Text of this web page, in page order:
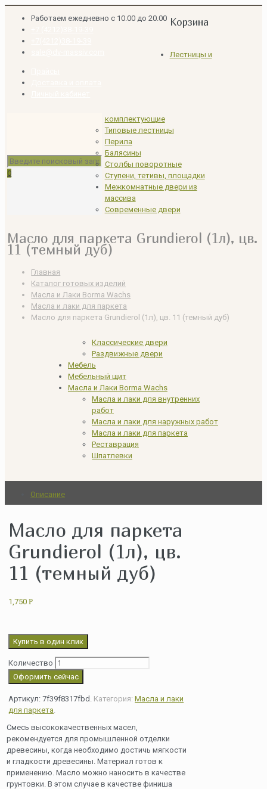
Работаем ежедневно с 10.00 до 20.00
0
Масло для паркета Grundierol (1л), цв.
11 (темный дуб)
Главная
Каталог готовых изделий
Масла и Лаки Borma Wachs
Масла и лаки для паркета
Масло для паркета Grundierol (1л), цв. 11 (темный дуб)
Корзина
Лестницы и
комплектующие
Типовые лестницы
Перила
Балясины
Столбы поворотные
Ступени, тетивы, площадки
Межкомнатные двери из
массива
Современные двери
Классические двери
Раздвижные двери
Мебель
Мебельный щит
Масла и Лаки Borma Wachs
Масла и лаки для внутренних
работ
Масла и лаки для наружных работ
Масла и лаки для паркета
Реставрация
Шпатлевки
Масло для паркета
Grundierol (1л), цв.
11 (темный дуб)
1,750Р
Купить в один клик
Количество
Оформить сейчас
Артикул:7f39f8317fbd . Категория:Масла и лаки
для паркета.
Описание
Смесь высококачественных масел,
рекомендуется для промышленной отделки
древесины, когда необходимо достичь мягкости
и гладкости древесины. Материал готов к
применению. Масло можно наносить в качестве
грунтовки. В этом случае в качестве финиша